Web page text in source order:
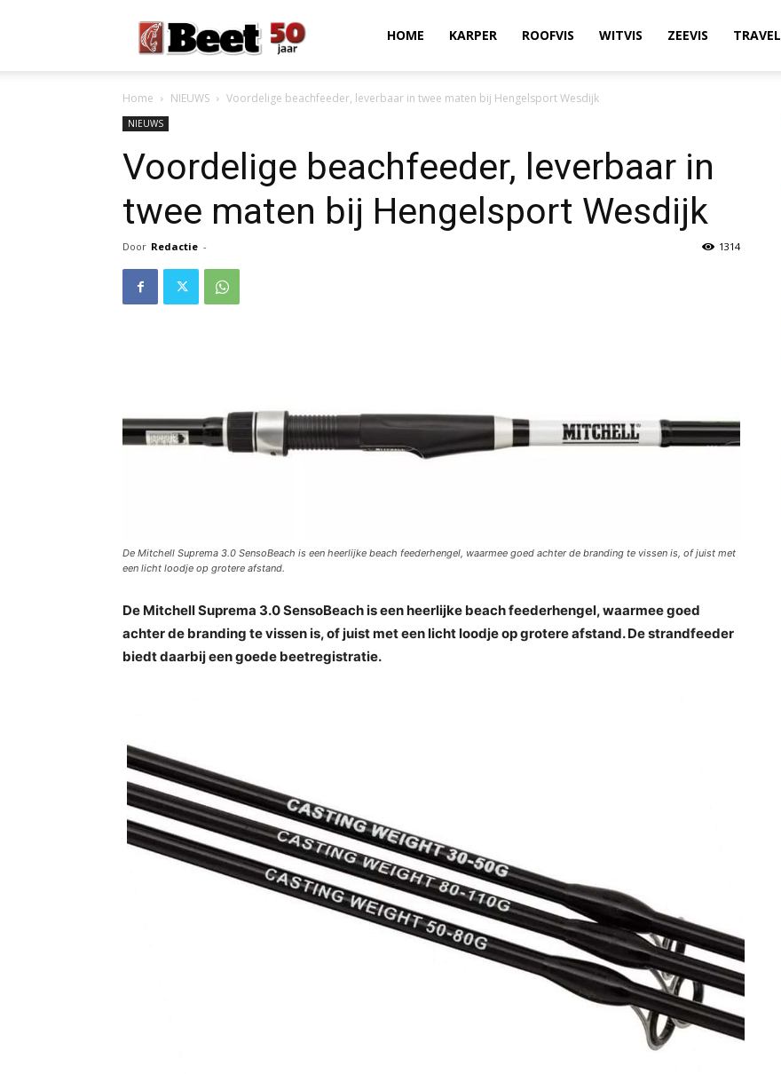
Magazine
HOME KARPER ROOFVIS WITVIS ZEEVIS TRAVEL
Home NIEUWS Voordelige beachfeeder, leverbaar in twee maten bij Hengelsport Wesdijk
NIEUWS
Voordelige beachfeeder, leverbaar in
twee maten bij Hengelsport Wesdijk
Door Redactie - 1314
De Mitchell Suprema 3.0 SensoBeach is een heerlijke beach feederhengel, waarmee goed achter de branding te vissen is, of juist met
een licht loodje op grotere afstand.
De Mitchell Suprema 3.0 SensoBeach is een heerlijke beach feederhengel, waarmee goed
achter de branding te vissen is, of juist met een licht loodje op grotere afstand. De strandfeeder
biedt daarbij een goede beetregistratie.